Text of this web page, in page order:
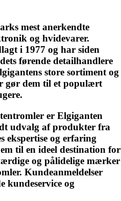
mest anerkendte
og hvidevarer.
i 1977 og har siden
førende detailhandlere
store sortiment og
gør dem til et populært
er Elgiganten
udvalg af produkter fra
ekspertise og erfaring
til en ideel destination for
og pålidelige mærker
Kundeanmeldelser
kundeservice og